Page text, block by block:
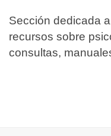
Sección dedicada
recursos sobre
consultas,